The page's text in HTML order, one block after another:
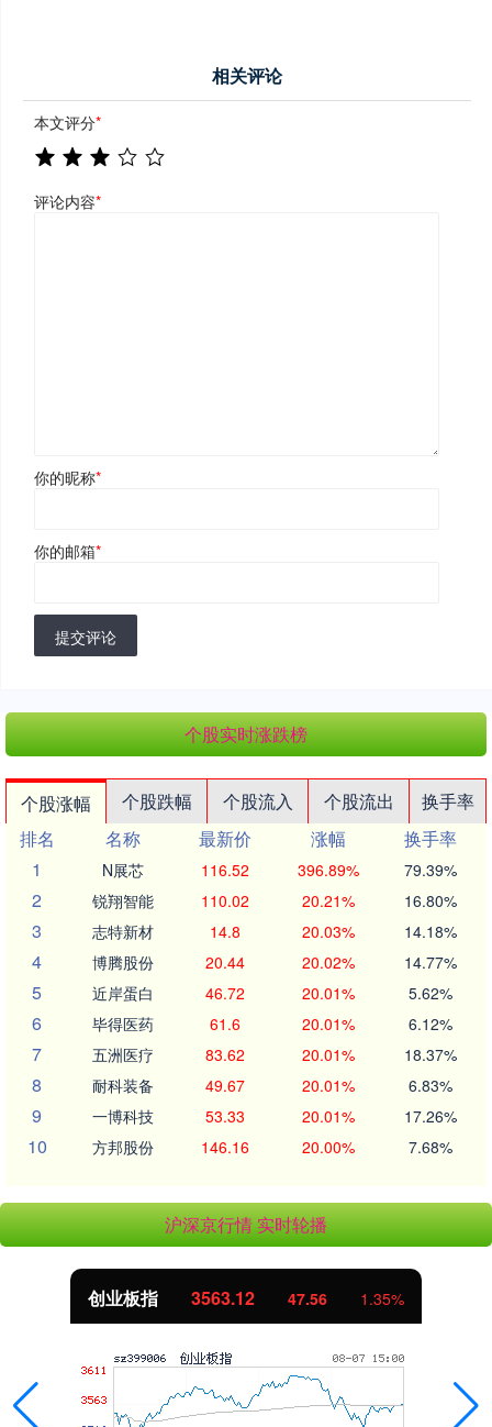
相关评论
本文评分*
评论内容*
你的昵称*
你的邮箱*
提交评论
个股实时涨跌榜
个股涨幅 个股跌幅 个股流入 个股流出
换手率
排名
名称 最新价 涨幅
换手率
1
N展芯 116.52 396.89% 79.39%
2 锐翔智能 110.02 20.21% 16.80%
3 志特新材 14.8 20.03% 14.18%
4 博腾股份 20.44 20.02% 14.77%
5 近岸蛋白 46.72 20.01% 5.62%
6 毕得医药 61.6 20.01% 6.12%
7 五洲医疗 83.62 20.01% 18.37%
8 耐科装备 49.67 20.01% 6.83%
9 一博科技 53.33 20.01% 17.26%
10 方邦股份 146.16 20.00% 7.68%
沪深京行情 实时轮播
创业板指 3563.12 47.56 1.35%